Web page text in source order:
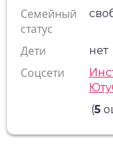
Семейный
статус
Дети нет
Соцсети
(5